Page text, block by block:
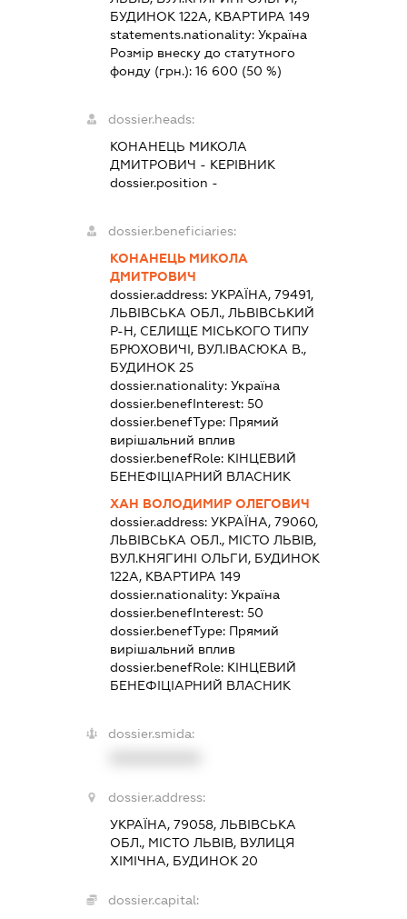
БУДИНОК 122А, КВАРТИРА 149
statements.nationality:Україна
Розмір внеску до статутного
фонду (грн.):16 600 (50 %)
dossier.heads:
КОНАНЕЦЬ МИКОЛА
ДМИТРОВИЧ - КЕРІВНИК
dossier.position -
dossier.beneficiaries:
КОНАНЕЦЬ МИКОЛА
ДМИТРОВИЧ
dossier.address:УКРАЇНА, 79491,
ЛЬВІВСЬКА ОБЛ., ЛЬВІВСЬКИЙ
Р-Н, СЕЛИЩЕ МІСЬКОГО ТИПУ
БРЮХОВИЧІ, ВУЛ.ІВАСЮКА В.,
БУДИНОК 25
dossier.nationality:Україна
dossier.benefInterest:50
dossier.benefType: Прямий
вирішальний вплив
dossier.benefRole: КІНЦЕВИЙ
БЕНЕФІЦІАРНИЙ ВЛАСНИК
ХАН ВОЛОДИМИР ОЛЕГОВИЧ
dossier.address:УКРАЇНА, 79060,
ЛЬВІВСЬКА ОБЛ., МІСТО ЛЬВІВ,
ВУЛ.КНЯГИНІ ОЛЬГИ, БУДИНОК
122А, КВАРТИРА 149
dossier.nationality:Україна
dossier.benefInterest:50
dossier.benefType: Прямий
вирішальний вплив
dossier.benefRole: КІНЦЕВИЙ
БЕНЕФІЦІАРНИЙ ВЛАСНИК
dossier.smida:
dossier.address:
УКРАЇНА, 79058, ЛЬВІВСЬКА
ОБЛ., МІСТО ЛЬВІВ, ВУЛИЦЯ
ХІМІЧНА, БУДИНОК 20
dossier.capital: